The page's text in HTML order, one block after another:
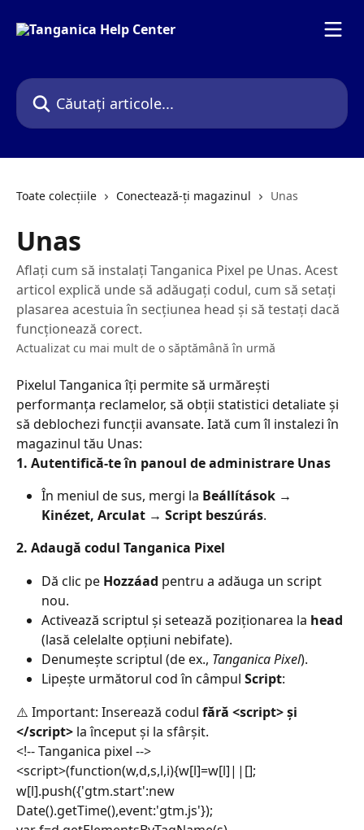
Căutați articole...
Toate colecțiile Conectează-ți magazinul Unas
Unas
Aflați cum să instalați Tanganica Pixel pe Unas. Acest
articol explică unde să adăugați codul, cum să setați
plasarea acestuia în secțiunea head și să testați dacă
funcționează corect.
Actualizat cu mai mult de o săptămână în urmă
Pixelul Tanganica îți permite să urmărești
performanța reclamelor, să obții statistici detaliate și
să deblochezi funcții avansate. Iată cum îl instalezi în
magazinul tău Unas:
1. Autentifică-te în panoul de administrare Unas
În meniul de sus, mergi la Beállítások →
Kinézet, Arculat → Script beszúrás.
2. Adaugă codul Tanganica Pixel
Dă clic pe Hozzáad pentru a adăuga un script
nou.
Activează scriptul și setează poziționarea la head
(lasă celelalte opțiuni nebifate).
Denumește scriptul (de ex., Tanganica Pixel).
Lipește următorul cod în câmpul Script:
⚠️ Important: Inserează codul fără <script> și
</script> la început și la sfârșit.
<!-- Tanganica pixel -->
<script>(function(w,d,s,l,i){w[l]=w[l]||[];
w[l].push({'gtm.start':new
Date().getTime(),event:'gtm.js'});